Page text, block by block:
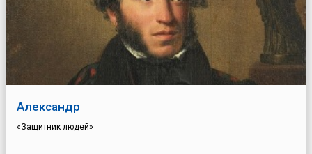
Александр
«Защитник людей»